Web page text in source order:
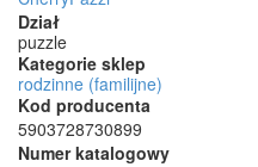
Dział
puzzle
Kategorie sklep
rodzinne (familijne)
Kod producenta
5903728730899
Numer katalogowy